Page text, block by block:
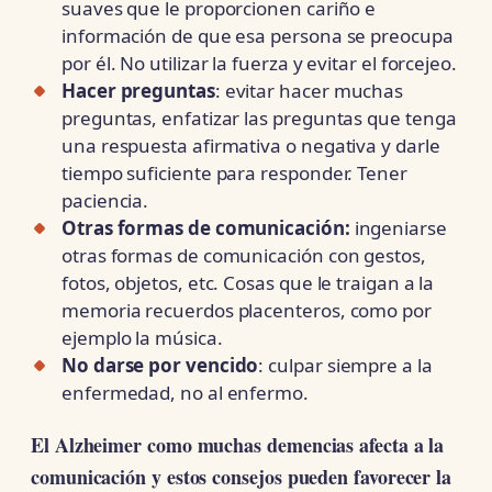
suaves que le proporcionen cariño e
información de que esa persona se preocupa
por él. No utilizar la fuerza y evitar el forcejeo.
Hacer preguntas: evitar hacer muchas
preguntas, enfatizar las preguntas que tenga
una respuesta afirmativa o negativa y darle
tiempo suficiente para responder. Tener
paciencia.
Otras formas de comunicación: ingeniarse
otras formas de comunicación con gestos,
fotos, objetos, etc. Cosas que le traigan a la
memoria recuerdos placenteros, como por
ejemplo la música.
No darse por vencido: culpar siempre a la
enfermedad, no al enfermo.
El Alzheimer como muchas demencias afecta a la
comunicación y estos consejos pueden favorecer la